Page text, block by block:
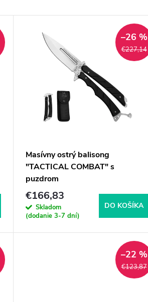
€227,14
–26 %
Masívny ostrý balisong
"TACTICAL COMBAT" s
puzdrom
€166,83
Skladom
(dodanie 3-7 dní)
DO KOŠÍKA
€123,87
–22 %